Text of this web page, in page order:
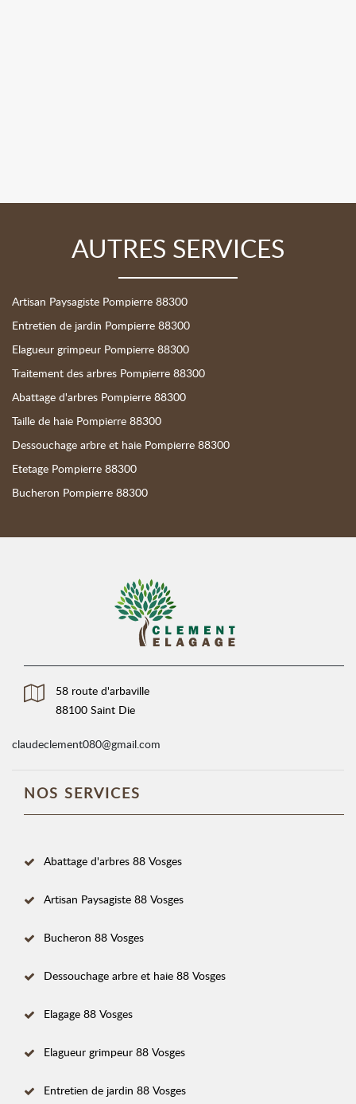
AUTRES SERVICES
Artisan Paysagiste Pompierre 88300
Entretien de jardin Pompierre 88300
Elagueur grimpeur Pompierre 88300
Traitement des arbres Pompierre 88300
Abattage d'arbres Pompierre 88300
Taille de haie Pompierre 88300
Dessouchage arbre et haie Pompierre 88300
Etetage Pompierre 88300
Bucheron Pompierre 88300
58 route d'arbaville
88100 Saint Die
claudeclement080@gmail.com
NOS SERVICES
Abattage d'arbres 88 Vosges
Artisan Paysagiste 88 Vosges
Bucheron 88 Vosges
Dessouchage arbre et haie 88 Vosges
Elagage 88 Vosges
Elagueur grimpeur 88 Vosges
Entretien de jardin 88 Vosges